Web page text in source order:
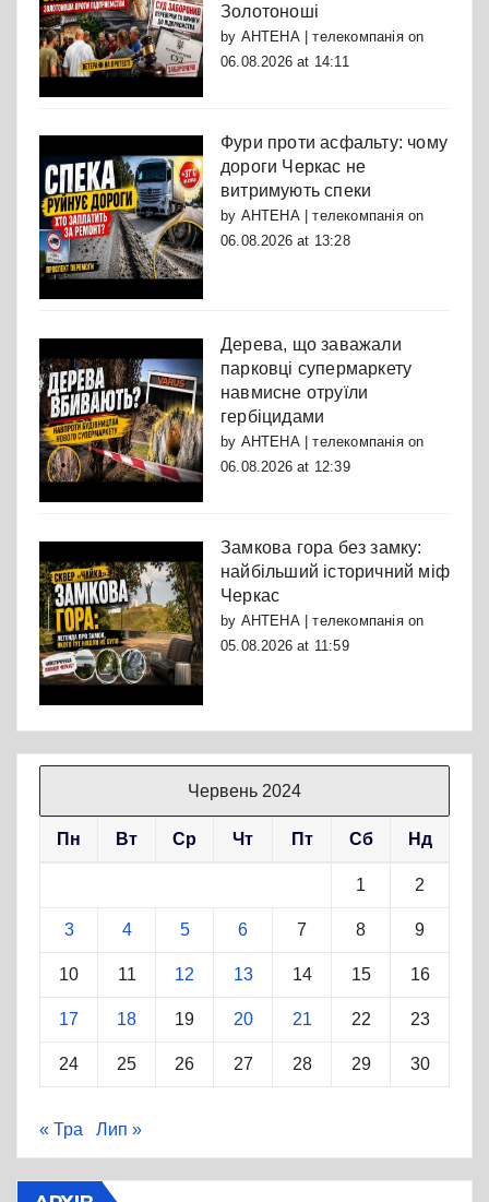
Золотоноші
by АНТЕНА | телекомпаніяon
06.08.2026 at 14:11
Фури проти асфальту: чому
дороги Черкас не
витримують спеки
by АНТЕНА | телекомпаніяon
06.08.2026 at 13:28
Дерева, що заважали
парковці супермаркету
навмисне отруїли
гербіцидами
by АНТЕНА | телекомпаніяon
06.08.2026 at 12:39
Замкова гора без замку:
найбільший історичний міф
Черкас
by АНТЕНА | телекомпаніяon
05.08.2026 at 11:59
Червень 2024
Пн Вт Ср Чт Пт Сб Нд
1 2
3 4 5 6 7 8 9
10 11 12 13 14 15 16
17 18 19 20 21 22 23
24 25 26 27 28 29 30
« Тра Лип »